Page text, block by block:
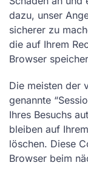
dazu, unser
sicherer zu
die auf Ihrem
Browser
Die meisten der
genannte
Ihres Besuchs
bleiben auf
löschen. Diese
Browser beim